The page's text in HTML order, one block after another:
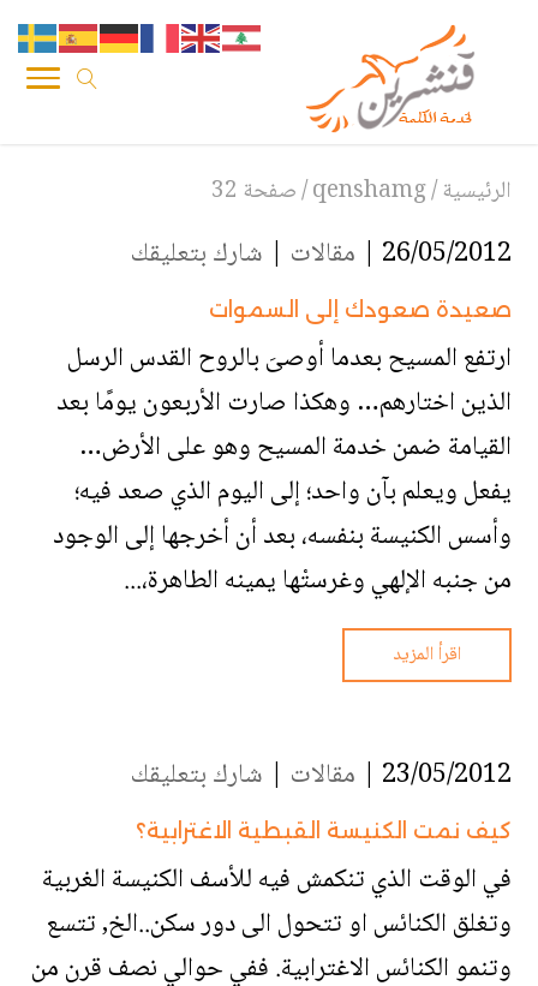
الرئيسية/
qenshamg
/صفحة 32
26/05/2012 | مقالات | شارك بتعليقك
صعيدة صعودك إلى السموات
ارتفع المسيح بعدما أوصىَ بالروح القدس الرسل
الذين اختارهم… وهكذا صارت الأربعون يومًا بعد
القيامة ضمن خدمة المسيح وهو على الأرض…
يفعل ويعلم بآن واحد؛ إلى اليوم الذي صعد فيه؛
وأسس الكنيسة بنفسه، بعد أن أخرجها إلى الوجود
من جنبه الإلهي وغرستْها يمينه الطاهرة،...
اقرأ المزيد
23/05/2012 | مقالات | شارك بتعليقك
كيف نمت الكنيسة القبطية الاغترابية؟
في الوقت الذي تنكمش فيه للأسف الكنيسة الغربية
وتغلق الكنائس او تتحول الى دور سكن..الخ, تتسع
وتنمو الكنائس الاغترابية. ففي حوالي نصف قرن من